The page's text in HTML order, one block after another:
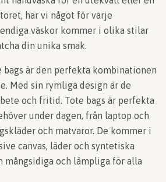
har vi något för varje
väskor kommer i olika stilar
din unika smak.
bags är den perfekta kombinationen
Med sin rymliga design är de
och fritid. Tote bags är perfekta
under dagen, från laptop och
och matvaror. De kommer i
canvas, läder och syntetiska
mångsidiga och lämpliga för alla